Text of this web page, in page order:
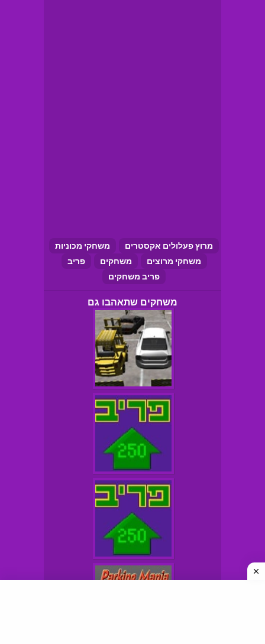
מרוץ פעלולים אקסטרים
משחקי מכוניות
משחקי מרוצים
משחקים
פריב
פריב משחקים
משחקים שתאהבו גם